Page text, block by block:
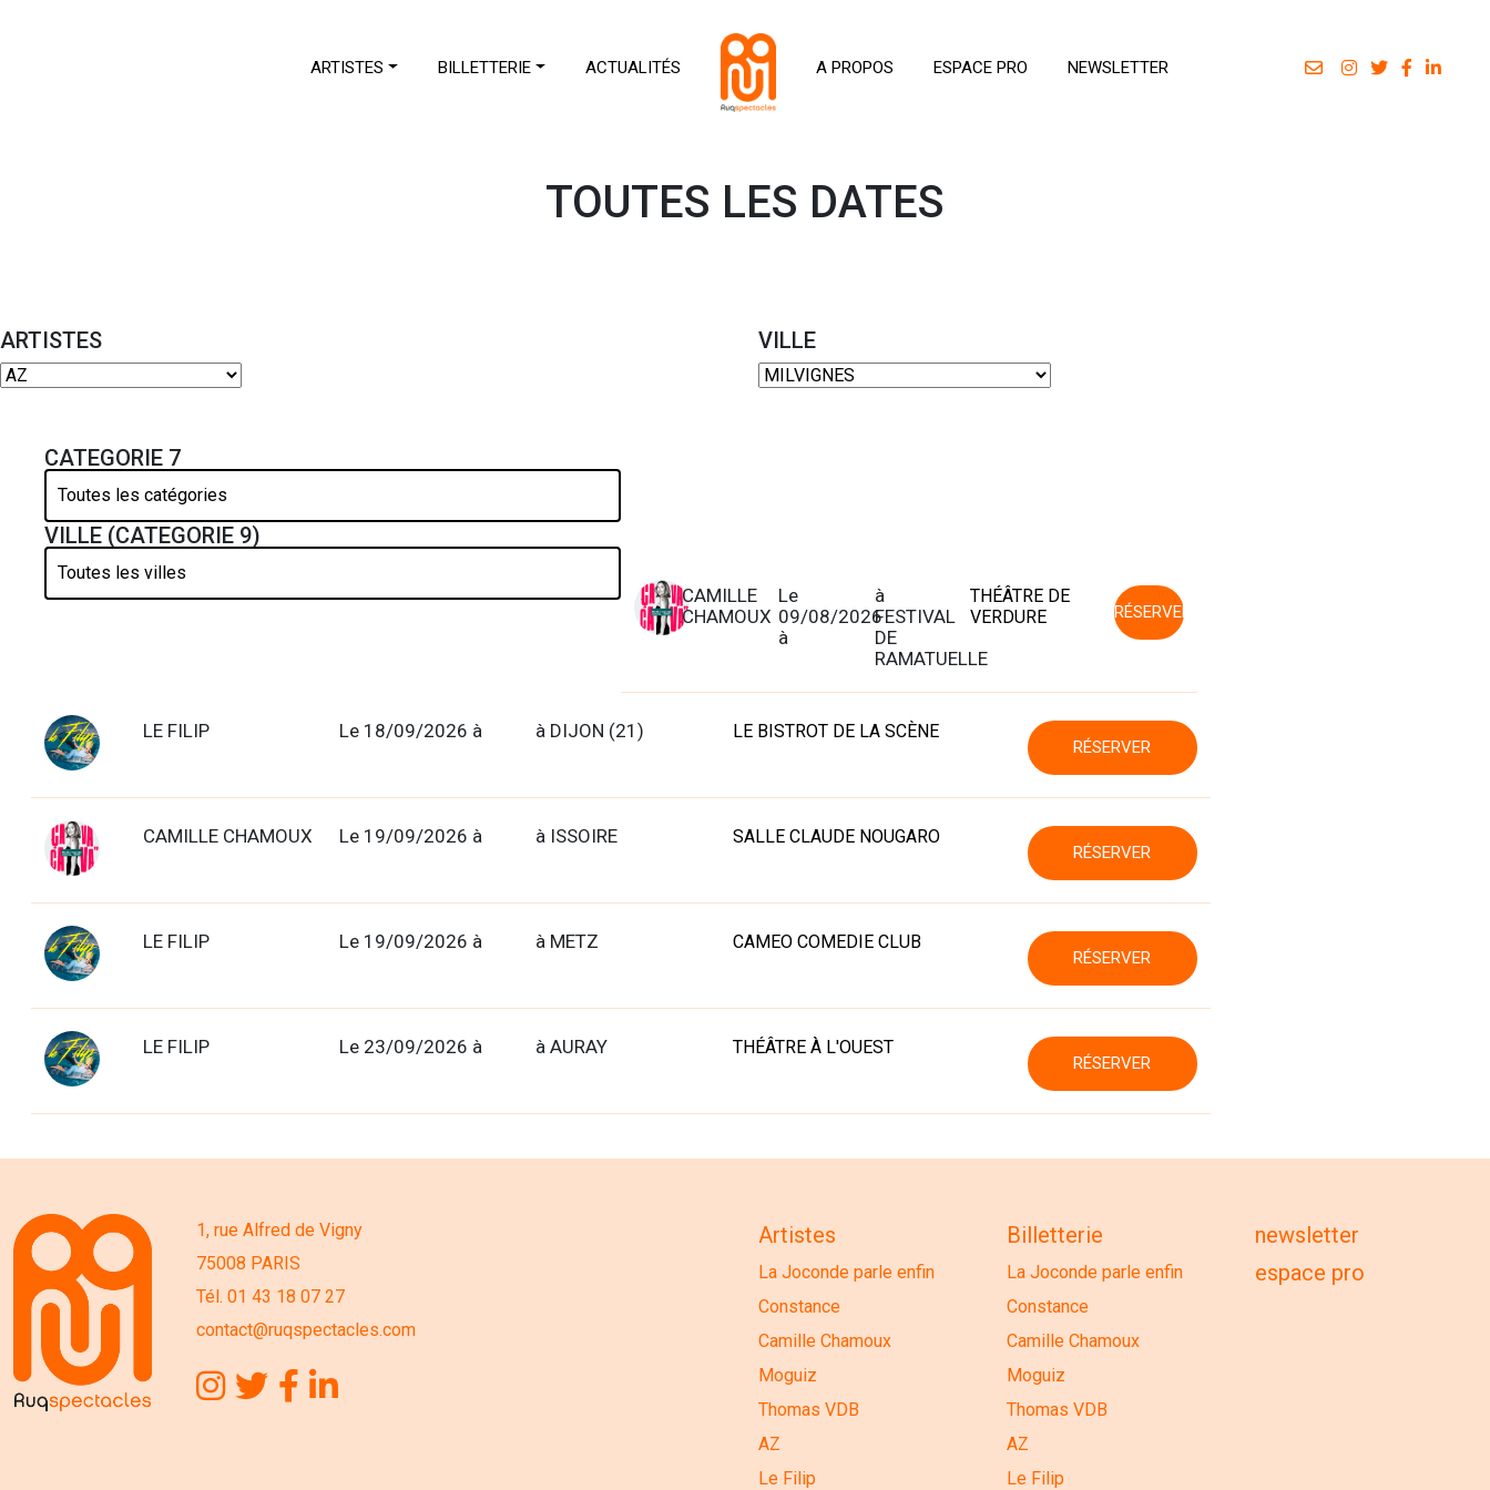
ARTISTES BILLETTERIE ACTUALITÉS A PROPOS ESPACE PRO NEWSLETTER
TOUTES LES DATES
ARTISTES VILLE
CATEGORIE 7
VILLE (CATEGORIE 9)
CAMILLE
CHAMOUX
Le
09/08/2026
à
à
FESTIVAL
DE
RAMATUELLE
THÉÂTRE DE
VERDURE
RÉSERVER
LE FILIP Le 18/09/2026 à à DIJON (21) LE BISTROT DE LA SCÈNE
RÉSERVER
CAMILLE CHAMOUX Le 19/09/2026 à à ISSOIRE SALLE CLAUDE NOUGARO
RÉSERVER
LE FILIP Le 19/09/2026 à à METZ CAMEO COMEDIE CLUB
RÉSERVER
LE FILIP Le 23/09/2026 à à AURAY THÉÂTRE À L'OUEST
RÉSERVER
1, rue Alfred de Vigny
75008 PARIS
Tél. 01 43 18 07 27
contact@ruqspectacles.com
Artistes
La Joconde parle enfin
Constance
Camille Chamoux
Moguiz
Thomas VDB
AZ
Le Filip
Billetterie
La Joconde parle enfin
Constance
Camille Chamoux
Moguiz
Thomas VDB
AZ
Le Filip
newsletter
espace pro